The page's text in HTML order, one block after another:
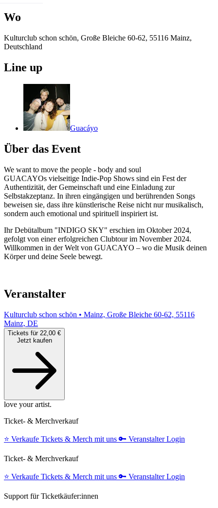
Wo
Kulturclub schon schön, Große Bleiche 60-62, 55116 Mainz,
Deutschland
Line up
Guacáyo
Über das Event
We want to move the people - body and soul
GUACAYOs vielseitige Indie-Pop Shows sind ein Fest der
Authentizität, der Gemeinschaft und eine Einladung zur
Selbstakzeptanz. In ihren eingängigen und berührenden Songs
beweisen sie, dass ihre künstlerische Reise nicht nur musikalisch,
sondern auch emotional und spirituell inspiriert ist.
Ihr Debütalbum "INDIGO SKY" erschien im Oktober 2024,
gefolgt von einer erfolgreichen Clubtour im November 2024.
Willkommen in der Welt von GUACAYO – wo die Musik deinen
Körper und deine Seele bewegt.
Veranstalter
Kulturclub schon schön • Mainz, Große Bleiche 60-62, 55116
Mainz, DE
Tickets für 22,00 €
Jetzt kaufen
love your artist.
Ticket- & Merchverkauf
⭐️ Verkaufe Tickets & Merch mit uns 🔑 Veranstalter Login
Ticket- & Merchverkauf
⭐️ Verkaufe Tickets & Merch mit uns 🔑 Veranstalter Login
Support für Ticketkäufer:innen